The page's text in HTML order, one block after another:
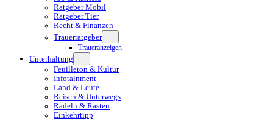
Ratgeber Mobil
Ratgeber Tier
Recht & Finanzen
Trauerratgeber
Traueranzeigen
Unterhaltung
Feuilleton & Kultur
Infotainment
Land & Leute
Reisen & Unterwegs
Radeln & Rasten
Einkehrtipp